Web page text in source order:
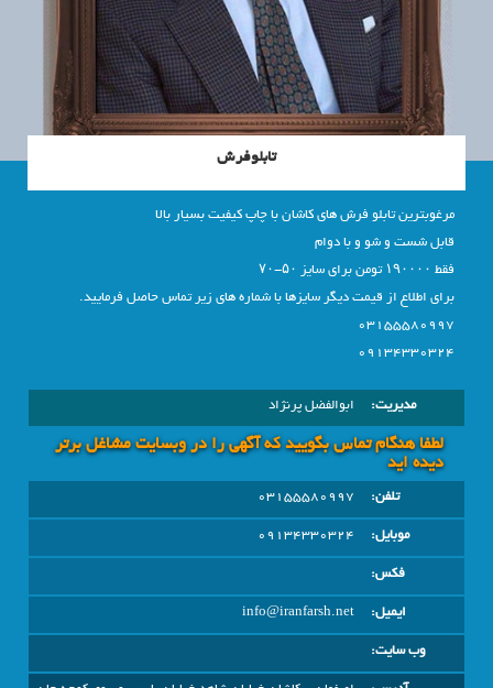
تابلوفرش
مرغوبترین تابلو فرش های کاشان با چاپ کیفیت بسیار بالا
قابل شست و شو و با دوام
فقط ۱۹۰۰۰۰ تومن برای سایز ۵۰-۷۰
برای اطلاع از قیمت دیگر سایزها با شماره های زیر تماس حاصل فرمایید.
03155580997
09134330324
مدیریت: ابوالفضل پرنژاد
لطفا هنگام تماس بگویید که آگهی را در وبسايت مشاغل برتر
دیده اید
تلفن:
03155580997
موبایل:
09134330324
فکس:
ایمیل:
info@iranfarsh.net
وب سایت: